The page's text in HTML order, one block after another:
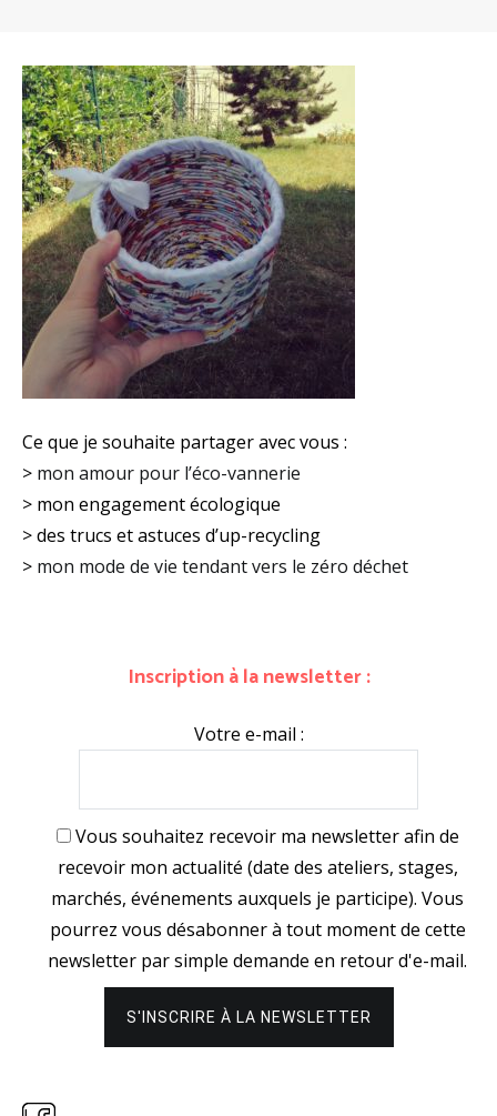
Ce que je souhaite partager avec vous :
> mon amour pour l’éco-vannerie
> mon engagement écologique
> des trucs et astuces d’up-recycling
> mon mode de vie tendant vers le zéro déchet
Inscription à la newsletter :
Votre e-mail :
Vous souhaitez recevoir ma newsletter afin de
recevoir mon actualité (date des ateliers, stages,
marchés, événements auxquels je participe). Vous
pourrez vous désabonner à tout moment de cette
newsletter par simple demande en retour d'e-mail.